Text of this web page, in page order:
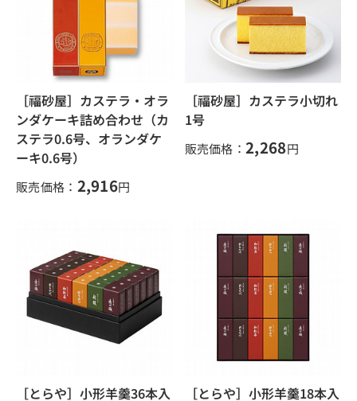
［福砂屋］カステラ・オラ
ンダケーキ詰め合わせ（カ
ステラ0.6号、オランダケ
ーキ0.6号）
販売価格： 2,916円
［福砂屋］カステラ小切れ
1号
販売価格： 2,268円
［とらや］小形羊羹36本入 ［とらや］小形羊羹18本入